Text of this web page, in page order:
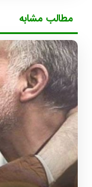
مطالب مشابه